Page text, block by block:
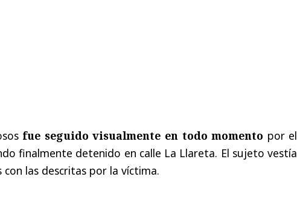
fue seguido visualmente en todo momento por el
finalmente detenido en calle La Llareta. El sujeto vestía
con las descritas por la víctima.